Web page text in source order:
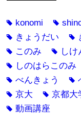
tag konomi tag
tag きょうだい tag
tag このみ tag しけ
tag しのはらこのみ
tagべんきょう tag
tag京大 tag京都大
tag動画講座